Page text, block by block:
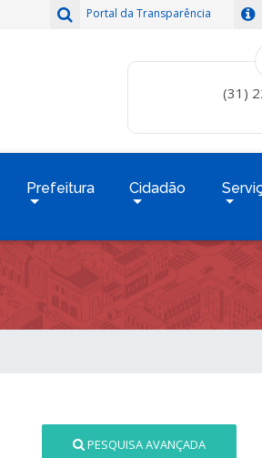
Portal da Transparência
(31)
Prefeitura Cidadão
PESQUISA AVANÇADA